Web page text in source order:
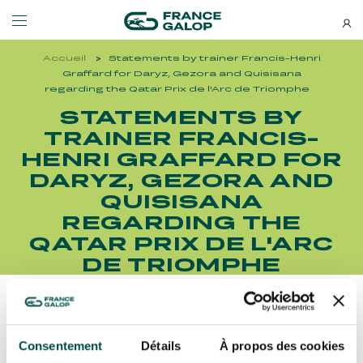
Consentement Détails À propos des cookies
Events and ticketing
EVENTS
MEETING DE DEAUVILLE BARRIÈRE
MEETING DE DEAUVILLE BARRIÈRE
QATAR ARC TRIALS
QATAR ARC TRIALS
À LA DÉCOUVERTE DE L'HIPPODROME
QATAR PRIX DE L'ARC DE TRIOMPHE
About us
ABOUT US
ABOUT US
OUR EQUINE WELFARE COMMITMENTS
OUR EQUINE WELFARE COMMITMENTS
ENVIRONMENTAL RESPONSIBILITY
NEWSLETTERS
Special deals, news and new
additions: stay up-to-date!
SUBSCRIBE
Accueil
Statements by trainer Francis-Henri
Graffard for Daryz, Gezora and Quisisana
regarding the Qatar Prix de l'Arc de Triomphe
STATEMENTS BY
TRAINER FRANCIS-
HENRI GRAFFARD FOR
DARYZ, GEZORA AND
QUISISANA
REGARDING THE
QATAR PRIX DE L'ARC
DE TRIOMPHE
Découvrez Aussi :